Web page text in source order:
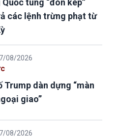
tung “đòn kép”
các lệnh trừng phạt từ
08/2026
Trump dàn dựng “màn
giao”
08/2026